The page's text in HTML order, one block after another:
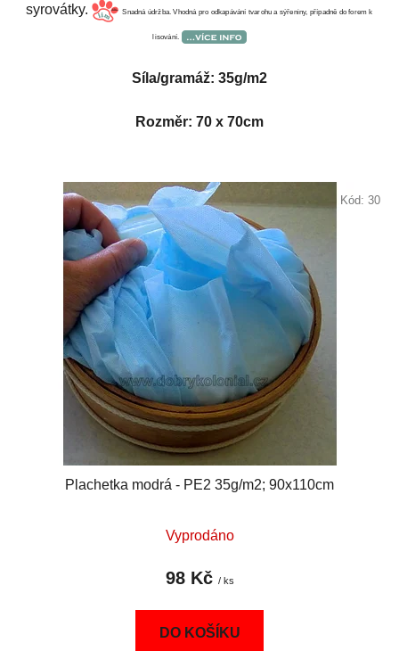
syrovátky. Snadná údržba. Vhodná pro odkapávání tvarohu a sýřeniny, případně do forem k
lisování.
Síla/gramáž: 35g/m2
Rozměr: 70 x 70cm
Plachetka modrá - PE2 35g/m2; 90x110cm
Vyprodáno
98 Kč / ks
DO KOŠÍKU
Kód: 30